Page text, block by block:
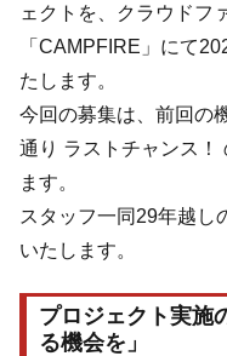
ェクトを、クラウドフ
「CAMPFIRE」にて
たします。
今回の募集は、前回の
通り ラストチャンス！
ます。
スタッフ一同29年越し
いたします。
プロジェクト実施
る機会を」